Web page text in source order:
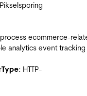
ecommerce-
analytics event tracking
Type: HTTP-